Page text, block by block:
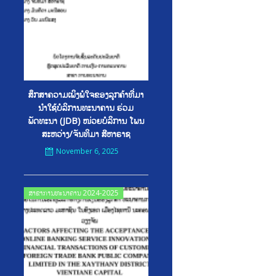
ສຶກສາຄວາມເພິງພໍໃຈຂອງລູກຄ້າທີ່ມາ
ນໍາໃຊ້ບໍລິການທະນາຄານ ຮ່ວມ
ພັດທະນາ (JDB) ໜ່ວຍບໍລິການ ໂພນ
ສະຫວ່າງ/ຈັນທິມາ ສີຫາຣາຊ
November 6, 2025
ສາຂາການທະນາຄານ 2024-2025
Posted
on